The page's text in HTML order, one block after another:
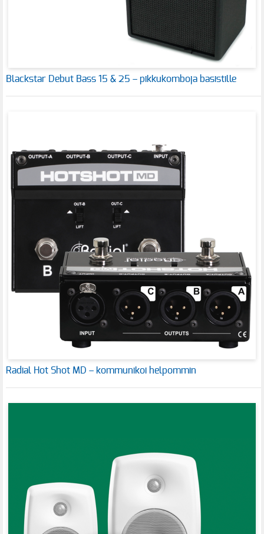
Blackstar Debut Bass 15 & 25 – pikkukomboja basistille
Radial Hot Shot MD – kommunikoi helpommin